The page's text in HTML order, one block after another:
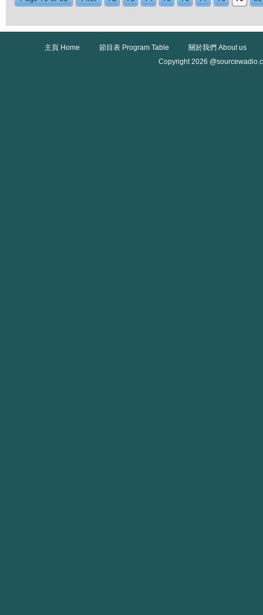
主頁 Home 節目表 Program Table
關於我們 About us
Copyright 2026